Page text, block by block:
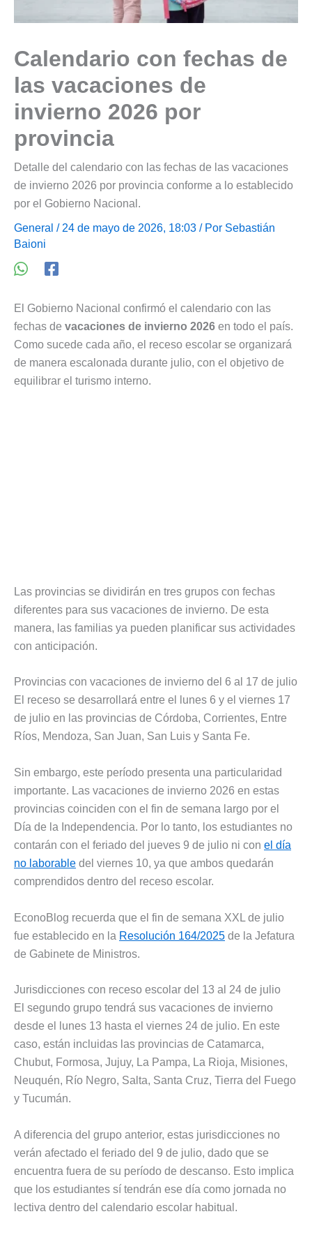
Calendario con fechas de
las vacaciones de
invierno 2026 por
provincia
Detalle del calendario con las fechas de las vacaciones
de invierno 2026 por provincia conforme a lo establecido
por el Gobierno Nacional.
General / 24 de mayo de 2026, 18:03 / Por Sebastián
Baioni
El Gobierno Nacional confirmó el calendario con las
fechas de vacaciones de invierno 2026 en todo el país.
Como sucede cada año, el receso escolar se organizará
de manera escalonada durante julio, con el objetivo de
equilibrar el turismo interno.
Las provincias se dividirán en tres grupos con fechas
diferentes para sus vacaciones de invierno. De esta
manera, las familias ya pueden planificar sus actividades
con anticipación.
Provincias con vacaciones de invierno del 6 al 17 de julio
El receso se desarrollará entre el lunes 6 y el viernes 17
de julio en las provincias de Córdoba, Corrientes, Entre
Ríos, Mendoza, San Juan, San Luis y Santa Fe.
Sin embargo, este período presenta una particularidad
importante. Las vacaciones de invierno 2026 en estas
provincias coinciden con el fin de semana largo por el
Día de la Independencia. Por lo tanto, los estudiantes no
contarán con el feriado del jueves 9 de julio ni con el día
no laborable del viernes 10, ya que ambos quedarán
comprendidos dentro del receso escolar.
EconoBlog recuerda que el fin de semana XXL de julio
fue establecido en la Resolución 164/2025 de la Jefatura
de Gabinete de Ministros.
Jurisdicciones con receso escolar del 13 al 24 de julio
El segundo grupo tendrá sus vacaciones de invierno
desde el lunes 13 hasta el viernes 24 de julio. En este
caso, están incluidas las provincias de Catamarca,
Chubut, Formosa, Jujuy, La Pampa, La Rioja, Misiones,
Neuquén, Río Negro, Salta, Santa Cruz, Tierra del Fuego
y Tucumán.
A diferencia del grupo anterior, estas jurisdicciones no
verán afectado el feriado del 9 de julio, dado que se
encuentra fuera de su período de descanso. Esto implica
que los estudiantes sí tendrán ese día como jornada no
lectiva dentro del calendario escolar habitual.